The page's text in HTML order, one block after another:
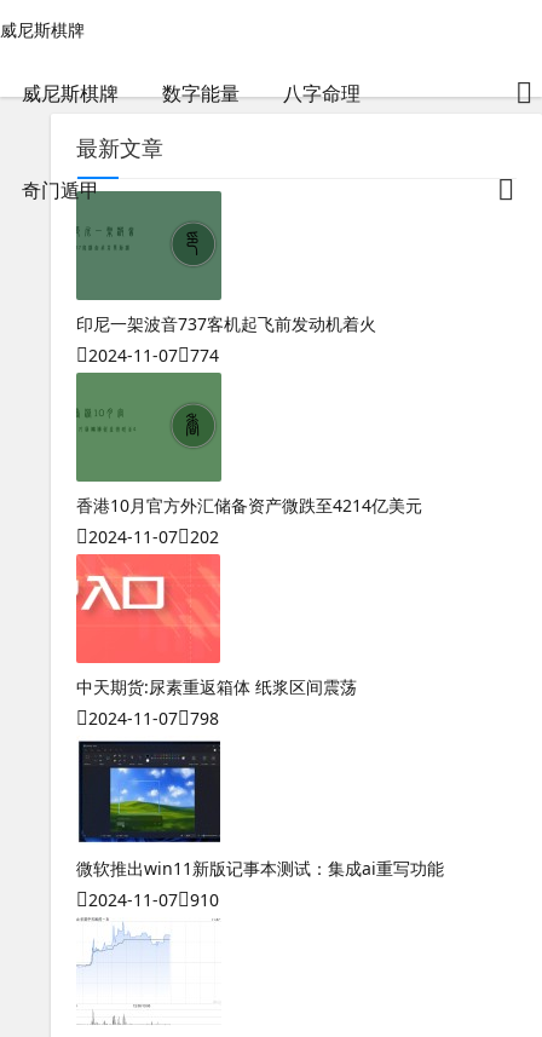
威尼斯棋牌
威尼斯棋牌 数字能量 八字命理
奇门遁甲
威尼斯棋牌
最新文章
印尼一架波音737客机起飞前发动机着火
2024-11-07 774
香港10月官方外汇储备资产微跌至4214亿美元
2024-11-07 202
中天期货:尿素重返箱体 纸浆区间震荡
2024-11-07 798
微软推出win11新版记事本测试：集成ai重写功能
2024-11-07 910